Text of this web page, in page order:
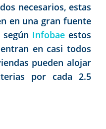
necesarios, estas
en una gran fuente
Infobae estos
en casi todos
pueden alojar
por cada 2.5